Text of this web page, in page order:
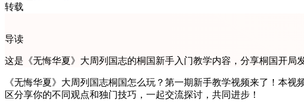
转载
导读
这是《无悔华夏》大周列国志的桐国新手入门教学内容，分享桐国开局
《无悔华夏》大周列国志桐国怎么玩？第一期新手教学视频来了！本
区分享你的不同观点和独门技巧，一起交流探讨，共同进步！